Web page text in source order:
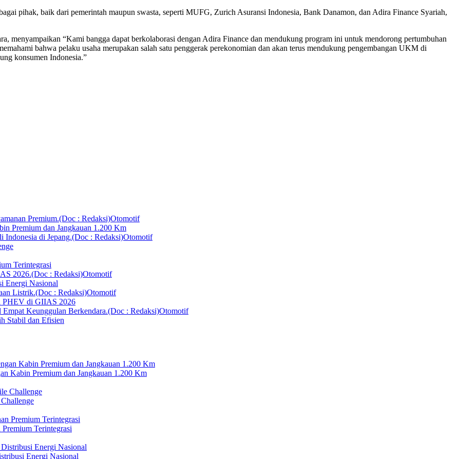
pihak, baik dari pemerintah maupun swasta, seperti MUFG, Zurich Asuransi Indonesia, Bank Danamon, dan Adira Finance Syariah,
menyampaikan “Kami bangga dapat berkolaborasi dengan Adira Finance dan mendukung program ini untuk mendorong pertumbuhan
bahwa pelaku usaha merupakan salah satu penggerak perekonomian dan akan terus mendukung pengembangan UKM di
konsumen Indonesia.”
Otomotif
Premium dan Jangkauan 1.200 Km
Otomotif
Terintegrasi
Otomotif
Energi Nasional
Otomotif
PHEV di GIIAS 2026
Otomotif
Stabil dan Efisien
Kabin Premium dan Jangkauan 1.200 Km
Terintegrasi
Energi Nasional